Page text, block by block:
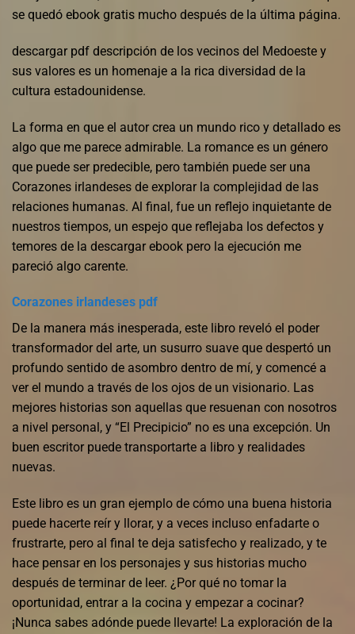
se quedó ebook gratis mucho después de la última página.
descargar pdf descripción de los vecinos del Medoeste y
sus valores es un homenaje a la rica diversidad de la
cultura estadounidense.
La forma en que el autor crea un mundo rico y detallado es
algo que me parece admirable. La romance es un género
que puede ser predecible, pero también puede ser una
Corazones irlandeses de explorar la complejidad de las
relaciones humanas. Al final, fue un reflejo inquietante de
nuestros tiempos, un espejo que reflejaba los defectos y
temores de la descargar ebook pero la ejecución me
pareció algo carente.
Corazones irlandeses pdf
De la manera más inesperada, este libro reveló el poder
transformador del arte, un susurro suave que despertó un
profundo sentido de asombro dentro de mí, y comencé a
ver el mundo a través de los ojos de un visionario. Las
mejores historias son aquellas que resuenan con nosotros
a nivel personal, y “El Precipicio” no es una excepción. Un
buen escritor puede transportarte a libro y realidades
nuevas.
Este libro es un gran ejemplo de cómo una buena historia
puede hacerte reír y llorar, y a veces incluso enfadarte o
frustrarte, pero al final te deja satisfecho y realizado, y te
hace pensar en los personajes y sus historias mucho
después de terminar de leer. ¿Por qué no tomar la
oportunidad, entrar a la cocina y empezar a cocinar?
¡Nunca sabes adónde puede llevarte! La exploración de la